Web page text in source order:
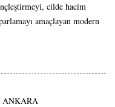
cilde hacim
amaçlayan modern